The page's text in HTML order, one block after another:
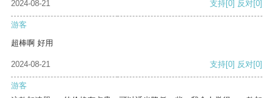
2024-08-21 支持[0] 反对[0]
游客
超棒啊 好用
2024-08-21 支持[0] 反对[0]
游客